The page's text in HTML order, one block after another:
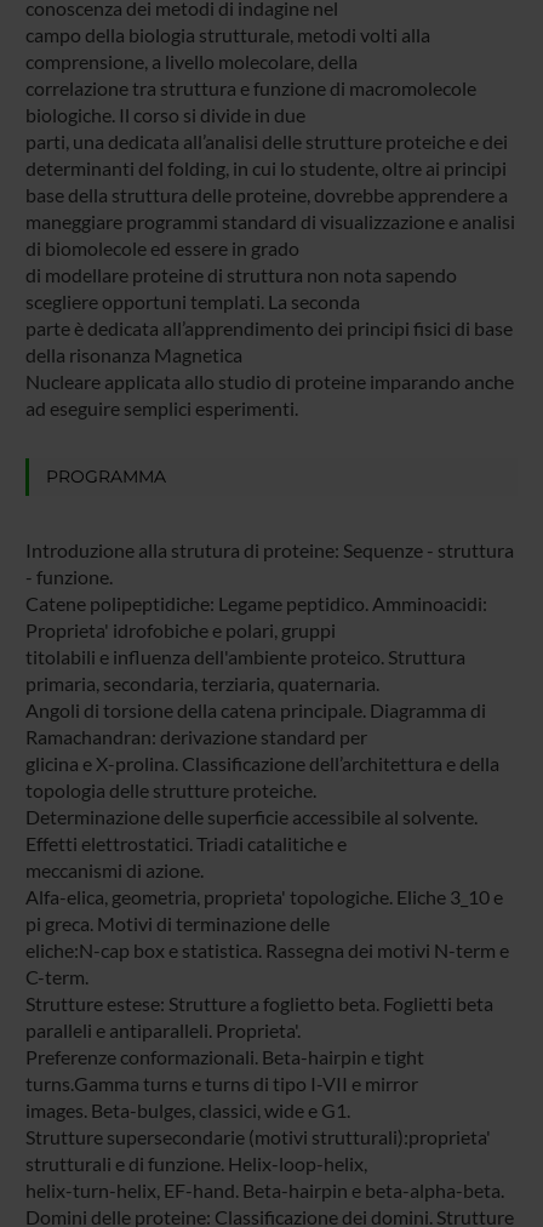
conoscenza dei metodi di indagine nel
campo della biologia strutturale, metodi volti alla
comprensione, a livello molecolare, della
correlazione tra struttura e funzione di macromolecole
biologiche. Il corso si divide in due
parti, una dedicata all’analisi delle strutture proteiche e dei
determinanti del folding, in cui lo studente, oltre ai principi
base della struttura delle proteine, dovrebbe apprendere a
maneggiare programmi standard di visualizzazione e analisi
di biomolecole ed essere in grado
di modellare proteine di struttura non nota sapendo
scegliere opportuni templati. La seconda
parte è dedicata all’apprendimento dei principi fisici di base
della risonanza Magnetica
Nucleare applicata allo studio di proteine imparando anche
ad eseguire semplici esperimenti.
PROGRAMMA
Introduzione alla strutura di proteine: Sequenze - struttura
- funzione.
Catene polipeptidiche: Legame peptidico. Amminoacidi:
Proprieta' idrofobiche e polari, gruppi
titolabili e influenza dell'ambiente proteico. Struttura
primaria, secondaria, terziaria, quaternaria.
Angoli di torsione della catena principale. Diagramma di
Ramachandran: derivazione standard per
glicina e X-prolina. Classificazione dell’architettura e della
topologia delle strutture proteiche.
Determinazione delle superficie accessibile al solvente.
Effetti elettrostatici. Triadi catalitiche e
meccanismi di azione.
Alfa-elica, geometria, proprieta' topologiche. Eliche 3_10 e
pi greca. Motivi di terminazione delle
eliche:N-cap box e statistica. Rassegna dei motivi N-term e
C-term.
Strutture estese: Strutture a foglietto beta. Foglietti beta
paralleli e antiparalleli. Proprieta'.
Preferenze conformazionali. Beta-hairpin e tight
turns.Gamma turns e turns di tipo I-VII e mirror
images. Beta-bulges, classici, wide e G1.
Strutture supersecondarie (motivi strutturali):proprieta'
strutturali e di funzione. Helix-loop-helix,
helix-turn-helix, EF-hand. Beta-hairpin e beta-alpha-beta.
Domini delle proteine: Classificazione dei domini. Strutture